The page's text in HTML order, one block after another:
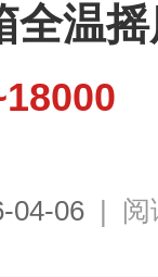
全温
04-06 | 阅